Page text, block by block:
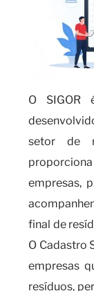
O SIGOR
setor de
empresas,
final de
O Cadastro
empresas
resíduos,